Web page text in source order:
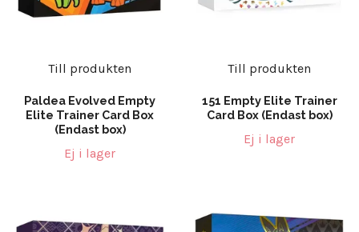
Till produkten
Paldea Evolved Empty
Elite Trainer Card Box
(Endast box)
Ej i lager
Till produkten
151 Empty Elite Trainer
Card Box (Endast box)
Ej i lager